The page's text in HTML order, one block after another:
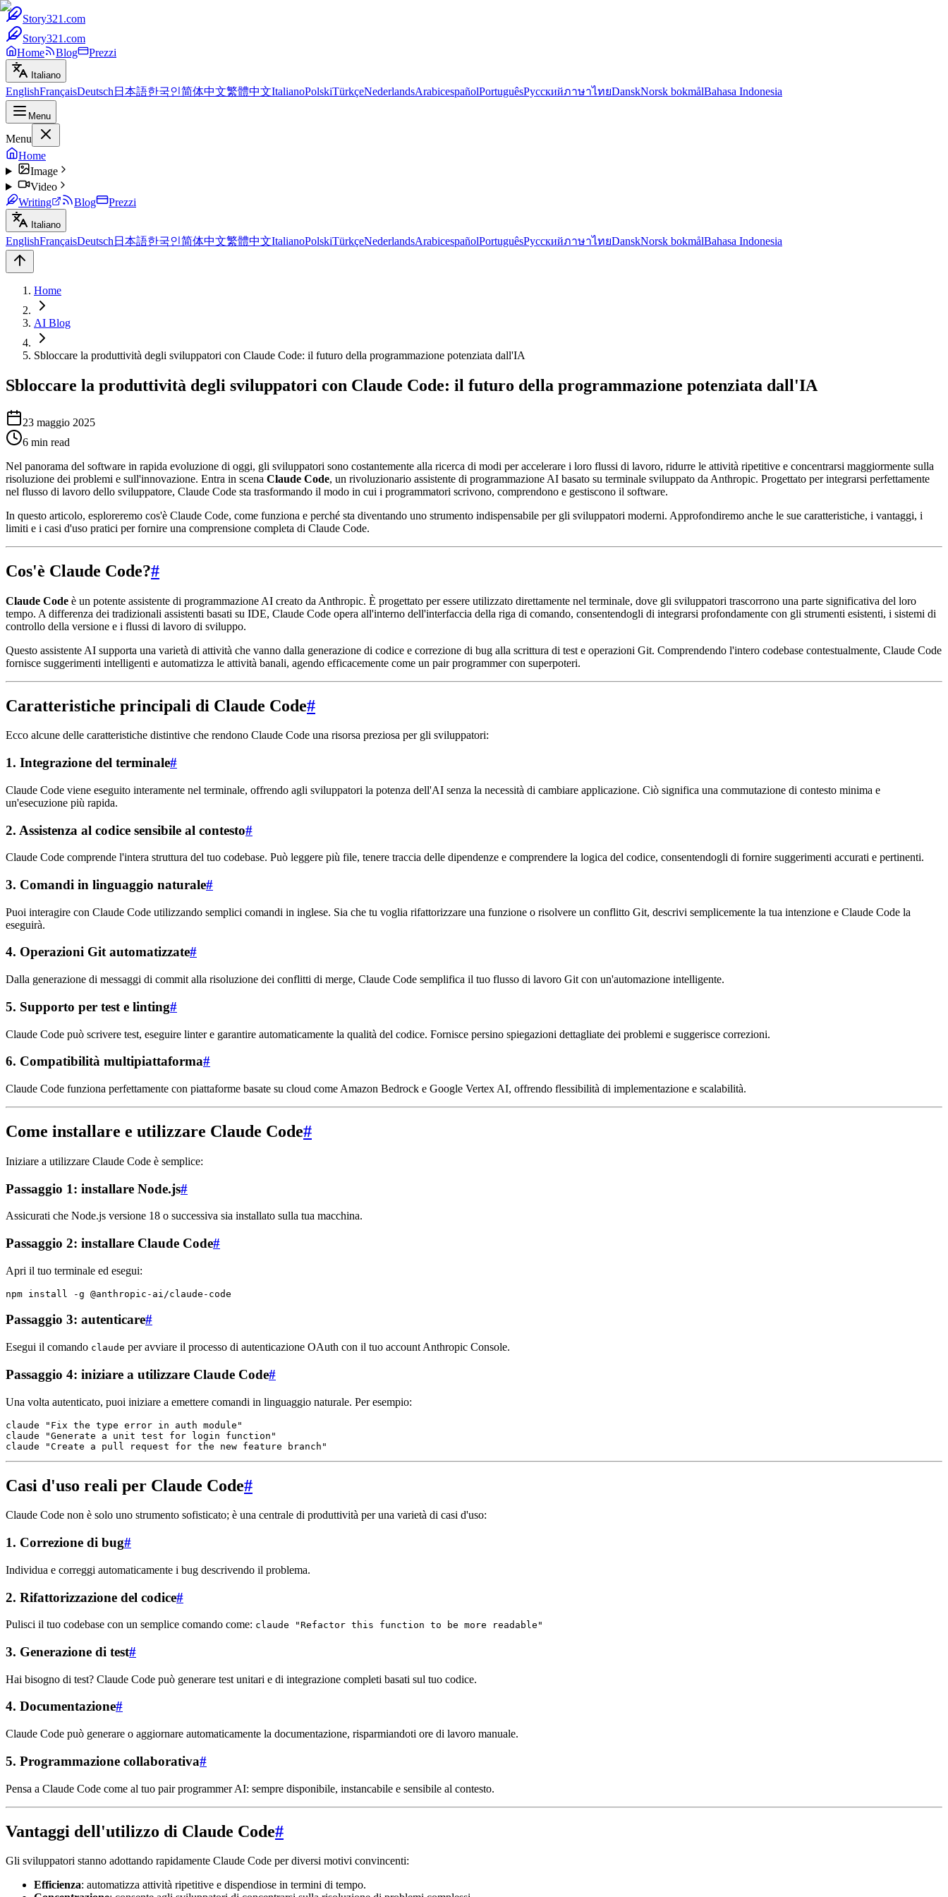
Story321.com
Story321.com
Home
Blog Prezzi
Italiano
EnglishFrançaisDeutsch 日本語한국인简体中文繁體中文ItalianoPolskiTürkçeNederlandsArabicespañolPortuguêsРусскийภาษาไทยDanskNorsk bokmålBahasa Indonesia
Menu
Menu
Home
Image
Video
Writing
Blog Prezzi
Italiano
EnglishFrançaisDeutsch 日本語한국인简体中文繁體中文ItalianoPolskiTürkçeNederlandsArabicespañolPortuguêsРусскийภาษาไทยDanskNorsk bokmålBahasa Indonesia
Home
AI Blog
Sbloccare la produttività degli sviluppatori con Claude Code: il futuro della programmazione potenziata dall'IA
Sbloccare la produttività degli sviluppatori con Claude Code: il futuro della programmazione potenziata dall'IA
23 maggio 2025
6 min read
Nel panorama del software in rapida evoluzione di oggi, gli sviluppatori sono costantemente alla ricerca di modi per accelerare i loro flussi di lavoro, ridurre le attività ripetitive e concentrarsi maggiormente sulla
risoluzione dei problemi e sull'innovazione. Entra in scena Claude Code, un rivoluzionario assistente di programmazione AI basato su terminale sviluppato da Anthropic. Progettato per integrarsi perfettamente
nel flusso di lavoro dello sviluppatore, Claude Code sta trasformando il modo in cui i programmatori scrivono, comprendono e gestiscono il software.
In questo articolo, esploreremo cos'è Claude Code, come funziona e perché sta diventando uno strumento indispensabile per gli sviluppatori moderni. Approfondiremo anche le sue caratteristiche, i vantaggi, i
limiti e i casi d'uso pratici per fornire una comprensione completa di Claude Code.
Cos'è Claude Code?#
Claude Code è un potente assistente di programmazione AI creato da Anthropic. È progettato per essere utilizzato direttamente nel terminale, dove gli sviluppatori trascorrono una parte significativa del loro
tempo. A differenza dei tradizionali assistenti basati su IDE, Claude Code opera all'interno dell'interfaccia della riga di comando, consentendogli di integrarsi profondamente con gli strumenti esistenti, i sistemi di
controllo della versione e i flussi di lavoro di sviluppo.
Questo assistente AI supporta una varietà di attività che vanno dalla generazione di codice e correzione di bug alla scrittura di test e operazioni Git. Comprendendo l'intero codebase contestualmente, Claude Code
fornisce suggerimenti intelligenti e automatizza le attività banali, agendo efficacemente come un pair programmer con superpoteri.
Caratteristiche principali di Claude Code#
Ecco alcune delle caratteristiche distintive che rendono Claude Code una risorsa preziosa per gli sviluppatori:
1. Integrazione del terminale#
Claude Code viene eseguito interamente nel terminale, offrendo agli sviluppatori la potenza dell'AI senza la necessità di cambiare applicazione. Ciò significa una commutazione di contesto minima e
un'esecuzione più rapida.
2. Assistenza al codice sensibile al contesto#
Claude Code comprende l'intera struttura del tuo codebase. Può leggere più file, tenere traccia delle dipendenze e comprendere la logica del codice, consentendogli di fornire suggerimenti accurati e pertinenti.
3. Comandi in linguaggio naturale#
Puoi interagire con Claude Code utilizzando semplici comandi in inglese. Sia che tu voglia rifattorizzare una funzione o risolvere un conflitto Git, descrivi semplicemente la tua intenzione e Claude Code la
eseguirà.
4. Operazioni Git automatizzate#
Dalla generazione di messaggi di commit alla risoluzione dei conflitti di merge, Claude Code semplifica il tuo flusso di lavoro Git con un'automazione intelligente.
5. Supporto per test e linting#
Claude Code può scrivere test, eseguire linter e garantire automaticamente la qualità del codice. Fornisce persino spiegazioni dettagliate dei problemi e suggerisce correzioni.
6. Compatibilità multipiattaforma#
Claude Code funziona perfettamente con piattaforme basate su cloud come Amazon Bedrock e Google Vertex AI, offrendo flessibilità di implementazione e scalabilità.
Come installare e utilizzare Claude Code#
Iniziare a utilizzare Claude Code è semplice:
Passaggio 1: installare Node.js#
Assicurati che Node.js versione 18 o successiva sia installato sulla tua macchina.
Passaggio 2: installare Claude Code#
Apri il tuo terminale ed esegui:
Passaggio 3: autenticare#
Esegui il comando claude per avviare il processo di autenticazione OAuth con il tuo account Anthropic Console.
Passaggio 4: iniziare a utilizzare Claude Code#
Una volta autenticato, puoi iniziare a emettere comandi in linguaggio naturale. Per esempio:
claude "Fix the type error in auth module"
claude "Generate a unit test for login function"
Casi d'uso reali per Claude Code#
Claude Code non è solo uno strumento sofisticato; è una centrale di produttività per una varietà di casi d'uso:
1. Correzione di bug#
Individua e correggi automaticamente i bug descrivendo il problema.
2. Rifattorizzazione del codice#
Pulisci il tuo codebase con un semplice comando come: claude "Refactor this function to be more readable"
3. Generazione di test#
Hai bisogno di test? Claude Code può generare test unitari e di integrazione completi basati sul tuo codice.
4. Documentazione#
Claude Code può generare o aggiornare automaticamente la documentazione, risparmiandoti ore di lavoro manuale.
5. Programmazione collaborativa#
Pensa a Claude Code come al tuo pair programmer AI: sempre disponibile, instancabile e sensibile al contesto.
Vantaggi dell'utilizzo di Claude Code#
Gli sviluppatori stanno adottando rapidamente Claude Code per diversi motivi convincenti:
Efficienza: automatizza attività ripetitive e dispendiose in termini di tempo.